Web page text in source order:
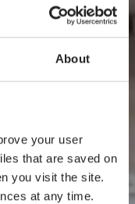
About
your user
that are saved on
you visit the site.
at any time.